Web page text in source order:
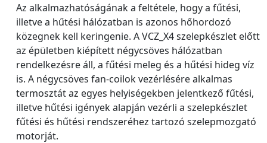
Az alkalmazhatóságának a feltétele, hogy a fűtési,
illetve a hűtési hálózatban is azonos hőhordozó
közegnek kell keringenie. A VCZ_X4 szelepkészlet előtt
az épületben kiépített négycsöves hálózatban
rendelkezésre áll, a fűtési meleg és a hűtési hideg víz
is. A négycsöves fan-coilok vezérlésére alkalmas
termosztát az egyes helyiségekben jelentkező fűtési,
illetve hűtési igények alapján vezérli a szelepkészlet
fűtési és hűtési rendszeréhez tartozó szelepmozgató
motorját.